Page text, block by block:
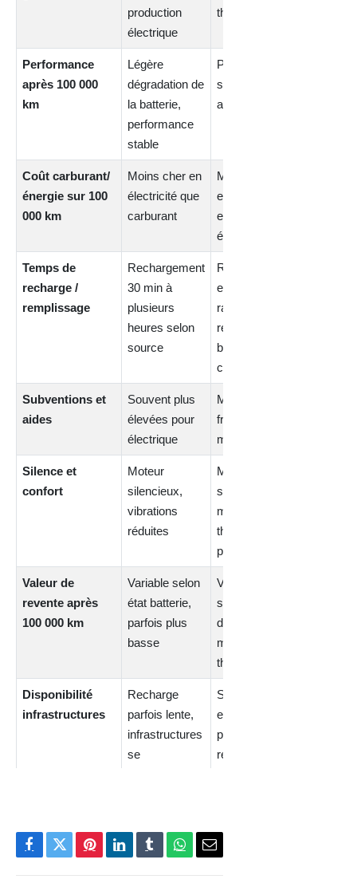
électrique et voiture hybride après 100 000 km
production
électrique
thermique
Performance
après 100 000
km
Légère
dégradation de
la batterie,
performance
stable
Performance
stable grâce
au thermique
Coût carburant/
énergie sur 100
000 km
Moins cher en
électricité que
carburant
Moyenne
entre
essence et
électricité
Temps de
recharge /
remplissage
Rechargement
30 min à
plusieurs
heures selon
source
Remplissage
essence
rapide,
recharge
batterie
courte
Subventions et
aides
Souvent plus
élevées pour
électrique
Moins
fréquentes ou
moindres
Silence et
confort
Moteur
silencieux,
vibrations
réduites
Moins
silencieuse,
moteur
thermique
présent
Valeur de
revente après
100 000 km
Variable selon
état batterie,
parfois plus
basse
Valeur plus
stable mais
dépend
moteur
thermique
Disponibilité
infrastructures
Recharge
parfois lente,
infrastructures
se
Stations
essence
partout,
recharge
Facebook
TwitterPinterestLinkedInTumblrWhatsApp
E-